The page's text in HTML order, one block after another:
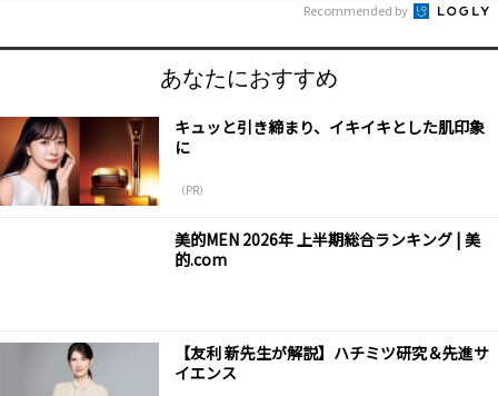
Recommended by
あなたにおすすめ
キュッと引き締まり、イキイキとした肌印象
に
（PR）
美的MEN 2026年 上半期総合ランキング | 美
的.com
【友利 新先生が解説】ハチミツ研究＆先進サ
イエンス